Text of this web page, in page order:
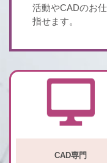
活動やCADのお
指せます。
CAD専門